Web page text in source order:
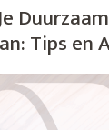
Tips en